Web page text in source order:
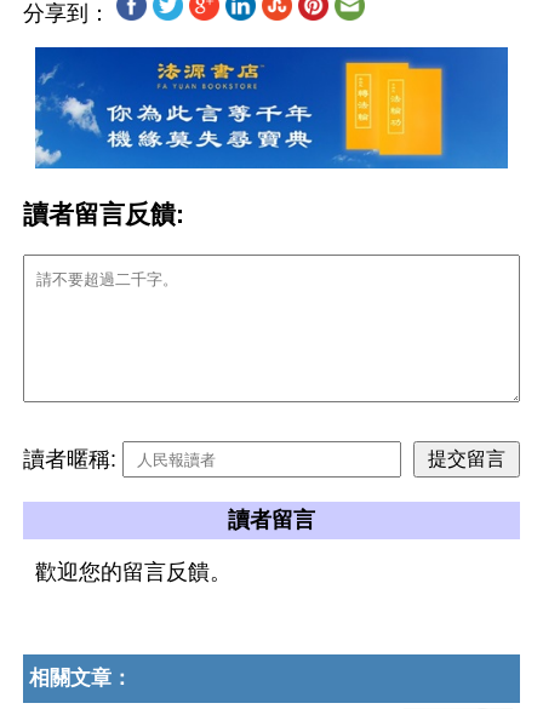
分享到：
讀者留言反饋:
讀者暱稱:
讀者留言
歡迎您的留言反饋。
相關文章：